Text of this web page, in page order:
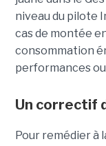
niveau du pilote
cas de montée
consommation
performances
Un correctif
Pour remédier à